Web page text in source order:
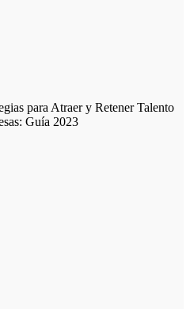
para Atraer y Retener Talento
Guía 2023